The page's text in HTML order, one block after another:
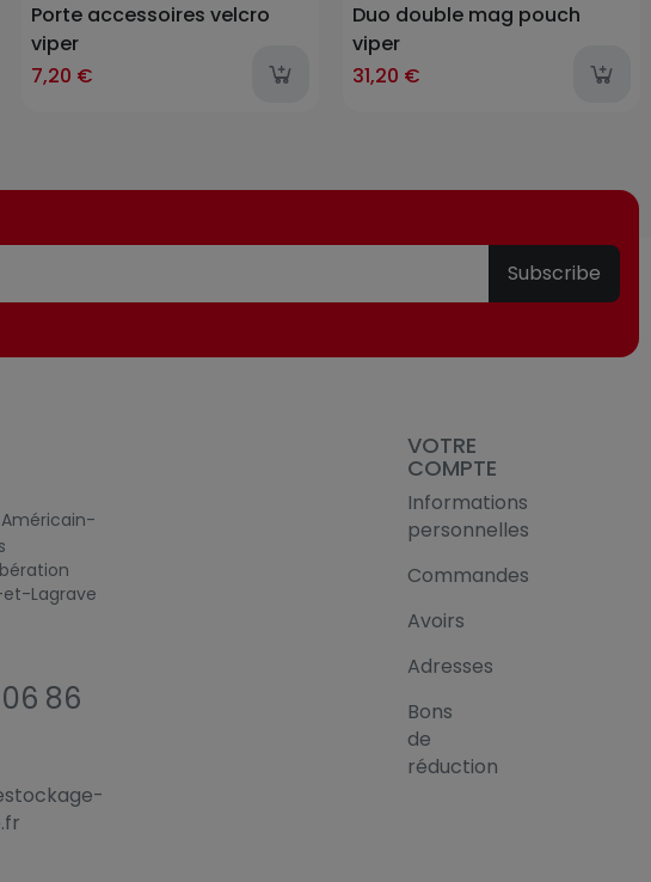
Porte accessoires velcro
viper
7,20 €
Duo double mag pouch
viper
31,20 €
Subscribe
Lagrave
86
VOTRE
COMPTE
Informations
personnelles
Commandes
Avoirs
Adresses
Bons
de
réduction